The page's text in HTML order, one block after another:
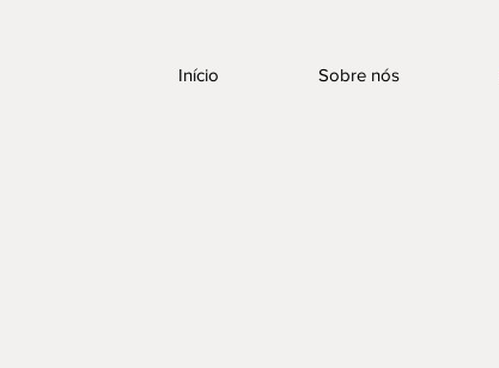
Início Sobre nós